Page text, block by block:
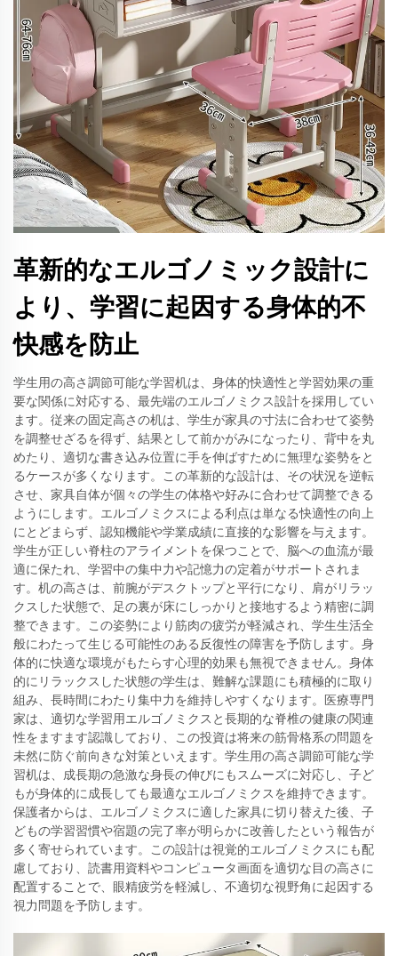
革新的なエルゴノミック設計に
より、学習に起因する身体的不
快感を防止
学生用の高さ調節可能な学習机は、身体的快適性と学習効果の重
要な関係に対応する、最先端のエルゴノミクス設計を採用してい
ます。従来の固定高さの机は、学生が家具の寸法に合わせて姿勢
を調整せざるを得ず、結果として前かがみになったり、背中を丸
めたり、適切な書き込み位置に手を伸ばすために無理な姿勢をと
るケースが多くなります。この革新的な設計は、その状況を逆転
させ、家具自体が個々の学生の体格や好みに合わせて調整できる
ようにします。エルゴノミクスによる利点は単なる快適性の向上
にとどまらず、認知機能や学業成績に直接的な影響を与えます。
学生が正しい脊柱のアライメントを保つことで、脳への血流が最
適に保たれ、学習中の集中力や記憶力の定着がサポートされま
す。机の高さは、前腕がデスクトップと平行になり、肩がリラッ
クスした状態で、足の裏が床にしっかりと接地するよう精密に調
整できます。この姿勢により筋肉の疲労が軽減され、学生生活全
般にわたって生じる可能性のある反復性の障害を予防します。身
体的に快適な環境がもたらす心理的効果も無視できません。身体
的にリラックスした状態の学生は、難解な課題にも積極的に取り
組み、長時間にわたり集中力を維持しやすくなります。医療専門
家は、適切な学習用エルゴノミクスと長期的な脊椎の健康の関連
性をますます認識しており、この投資は将来の筋骨格系の問題を
未然に防ぐ前向きな対策といえます。学生用の高さ調節可能な学
習机は、成長期の急激な身長の伸びにもスムーズに対応し、子ど
もが身体的に成長しても最適なエルゴノミクスを維持できます。
保護者からは、エルゴノミクスに適した家具に切り替えた後、子
どもの学習習慣や宿題の完了率が明らかに改善したという報告が
多く寄せられています。この設計は視覚的エルゴノミクスにも配
慮しており、読書用資料やコンピュータ画面を適切な目の高さに
配置することで、眼精疲労を軽減し、不適切な視野角に起因する
視力問題を予防します。